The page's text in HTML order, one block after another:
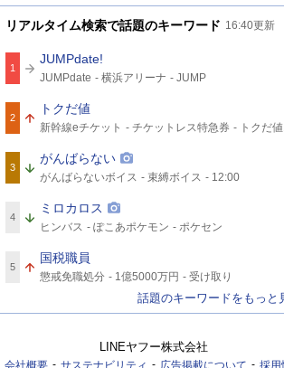
リアルタイム検索で話題のキーワード 16:40更新
1
JUMPdate!
関
連
ー
ド
JUMPdate 横浜アリーナ JUMP
2
トクだ値
関
連
ー
ド
新幹線eチケット チケットレス特急券 トクだ
3
がんばらない
関
連
ー
ド
がんばらないボイス 束縛ボイス 12:00
4
ミロカロス
関
連
ー
ド
ヒンバス ぽこあポケモン ポケセン
5
国税職員
関
連
懲戒免職処分 1億5000万円 受け取り
話題のキーワードをもっと
LINEヤフー株式会社
会社概要 サステナビリティ 広告掲載について 採用